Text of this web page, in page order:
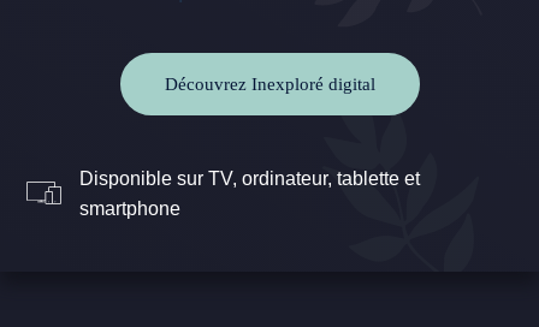
Découvrez Inexploré digital
Disponible sur TV, ordinateur, tablette et
smartphone